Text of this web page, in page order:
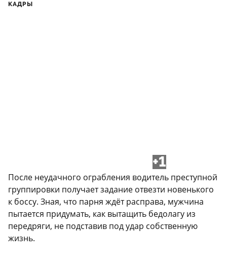
КАДРЫ
+1
После неудачного ограбления водитель преступной
группировки получает задание отвезти новенького
к боссу. Зная, что парня ждёт расправа, мужчина
пытается придумать, как вытащить бедолагу из
передряги, не подставив под удар собственную
жизнь.